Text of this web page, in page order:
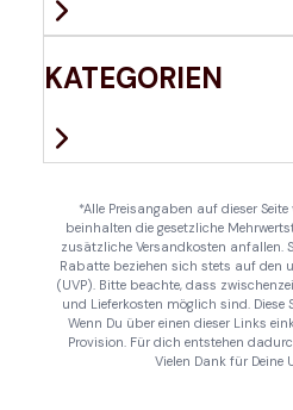
KATEGORIEN
*Alle Preisangaben auf dieser
beinhalten die gesetzliche
zusätzliche Versandkosten anfallen.
Rabatte beziehen sich stets auf den
(UVP). Bitte beachte, dass
und Lieferkosten möglich sind. Diese
Wenn Du über einen dieser Links
Provision. Für dich entstehen
Vielen Dank für Deine